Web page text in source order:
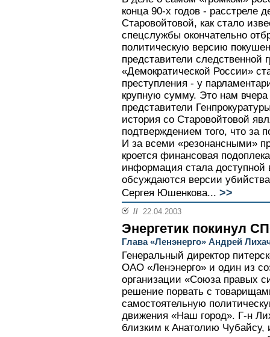
конца 90-х годов - расстреле
Старовойтовой, как стало
спецслужбы окончательно
политическую версию
представители следственной
«Демократической России»
преступления - у
крупную сумму. Это нам
представители
история со Старовойтовой
подтверждением того, что за
И за всеми «резонансными»
кроется финансовая
информация стала доступной
обсуждаются версии убийства
Сергея Юшенкова... >>
// 22.04.2003
Энергетик покинул
Глава «Ленэнерго» Андрей
Генеральный директор
ОАО «Ленэнерго» и один из
организации «Союза правых
решение порвать с
самостоятельную
движения «Наш город». Г-н
близким к Анатолию Чубайсу,